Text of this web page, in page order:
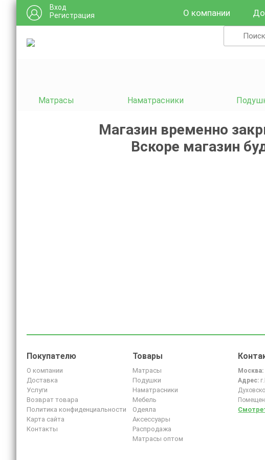
Вход
Регистрация
О компании
Матрасы Наматрасники
Магазин временно
Вскоре магазин
Покупателю
О компании
Доставка
Услуги
Возврат товара
Политика конфиденциальности
Карта сайта
Контакты
Товары
Матрасы
Подушки
Наматрасники
Мебель
Одеяла
Аксессуары
Распродажа
Матрасы оптом
Москва:
Адрес: